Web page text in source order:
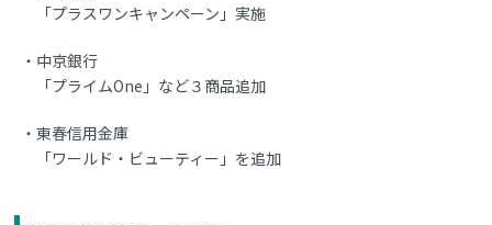
「プラスワンキャンペーン」実施
中京銀行
「プライムOne」など３商品追加
東春信用金庫
「ワールド・ビューティー」を追加